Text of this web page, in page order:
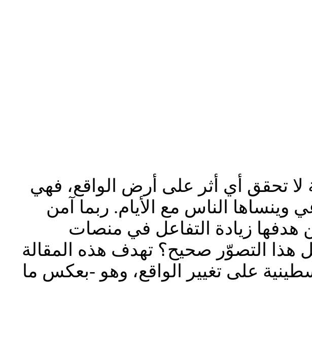
تحقق أي أثر على أرض الواقع، فهي
الناس مع الأيام. ربما آمن
هدفها زيادة التفاعل في منصات
هذا التصوّر صحيح؟ تهدف هذه المقالة
على تغيير الواقع، وهو -بعكس ما